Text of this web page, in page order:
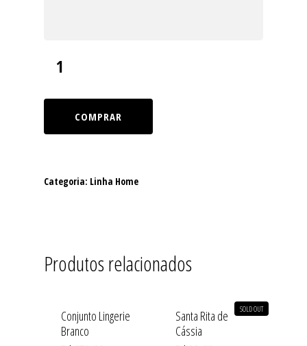
COMPRAR
Categoria: Linha Home
Produtos relacionados
Conjunto Lingerie
Branco
Santa Rita de
Cássia
SOLD OUT